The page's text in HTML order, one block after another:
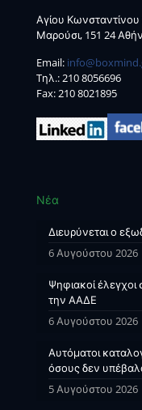
Αγίου
Μαρούσι, 151 24
Email:
Tηλ.:210 8056696
Fax: 210 8021895
Νέα
Διευρύνεται ο
6 Αυγούστου 2026
Ψηφιακοί
την ΑΑΔΕ
6 Αυγούστου 2026
Αυτόματοι
όσους δεν
5 Αυγούστου 2026